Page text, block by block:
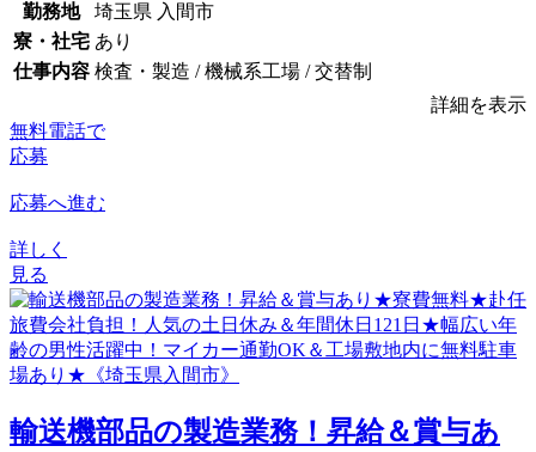
勤務地
埼玉県 入間市
寮・社宅 あり
仕事内容 検査・製造 / 機械系工場 / 交替制
詳細を表示
無料電話で
応募
応募へ進む
詳しく
見る
輸送機部品の製造業務！昇給＆賞与あ